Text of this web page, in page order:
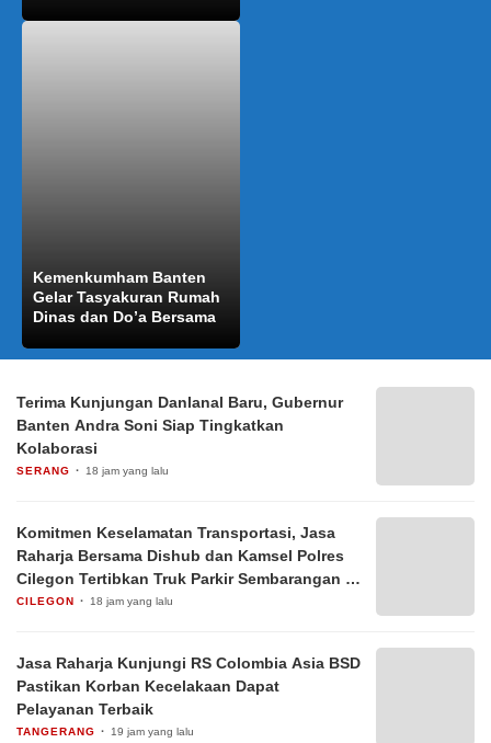
Kemenkumham Banten
Gelar Tasyakuran Rumah
Dinas dan Do’a Bersama
Terima Kunjungan Danlanal Baru, Gubernur
Banten Andra Soni Siap Tingkatkan
Kolaborasi
SERANG 18 jam yang lalu
Komitmen Keselamatan Transportasi, Jasa
Raharja Bersama Dishub dan Kamsel Polres
Cilegon Tertibkan Truk Parkir Sembarangan di
Jalan Lingkar Selatan
CILEGON 18 jam yang lalu
Jasa Raharja Kunjungi RS Colombia Asia BSD
Pastikan Korban Kecelakaan Dapat
Pelayanan Terbaik
TANGERANG 19 jam yang lalu